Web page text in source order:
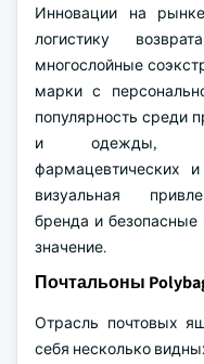
Инновации на
логистику
многослойные
марки с
популярность среди
и одежды,
фармацевтических
визуальная
бренда и безопасные
значение.
Почтальоны
Отрасль почтовых
себя несколько